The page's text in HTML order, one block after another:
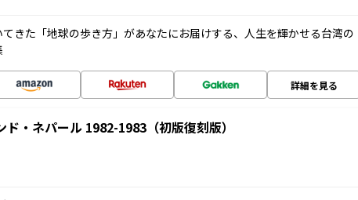
きた「地球の歩き方」があなたにお届けする、人生を輝かせる台湾の
詳細を見る
・ネパール 1982-1983（初版復刻版）